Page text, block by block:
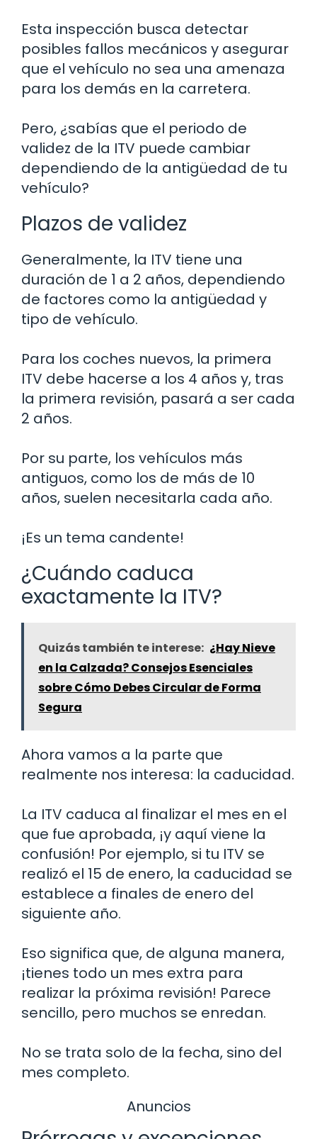
Esta inspección busca detectar
posibles fallos mecánicos y asegurar
que el vehículo no sea una amenaza
para los demás en la carretera.
Pero, ¿sabías que el periodo de
validez de la ITV puede cambiar
dependiendo de la antigüedad de tu
vehículo?
Plazos de validez
Generalmente, la ITV tiene una
duración de 1 a 2 años, dependiendo
de factores como la antigüedad y
tipo de vehículo.
Para los coches nuevos, la primera
ITV debe hacerse a los 4 años y, tras
la primera revisión, pasará a ser cada
2 años.
Por su parte, los vehículos más
antiguos, como los de más de 10
años, suelen necesitarla cada año.
¡Es un tema candente!
¿Cuándo caduca
exactamente la ITV?
Quizás también te interese: ¿Hay Nieve
en la Calzada? Consejos Esenciales
sobre Cómo Debes Circular de Forma
Segura
Ahora vamos a la parte que
realmente nos interesa: la caducidad.
La ITV caduca al finalizar el mes en el
que fue aprobada, ¡y aquí viene la
confusión! Por ejemplo, si tu ITV se
realizó el 15 de enero, la caducidad se
establece a finales de enero del
siguiente año.
Eso significa que, de alguna manera,
¡tienes todo un mes extra para
realizar la próxima revisión! Parece
sencillo, pero muchos se enredan.
No se trata solo de la fecha, sino del
mes completo.
Anuncios